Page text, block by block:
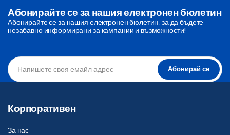
Абонирайте се за нашия електронен бюлетин
Абонирайте се за нашия електронен бюлетин, за да бъдете
незабавно информирани за кампании и възможности!
Абонирай се
Корпоративен
За нас